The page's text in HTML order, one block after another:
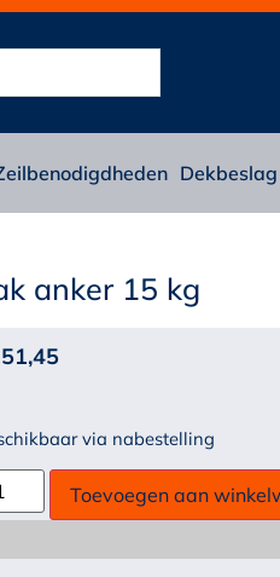
Dekbeslag
anker 15 kg
via nabestelling
Toevoegen aan